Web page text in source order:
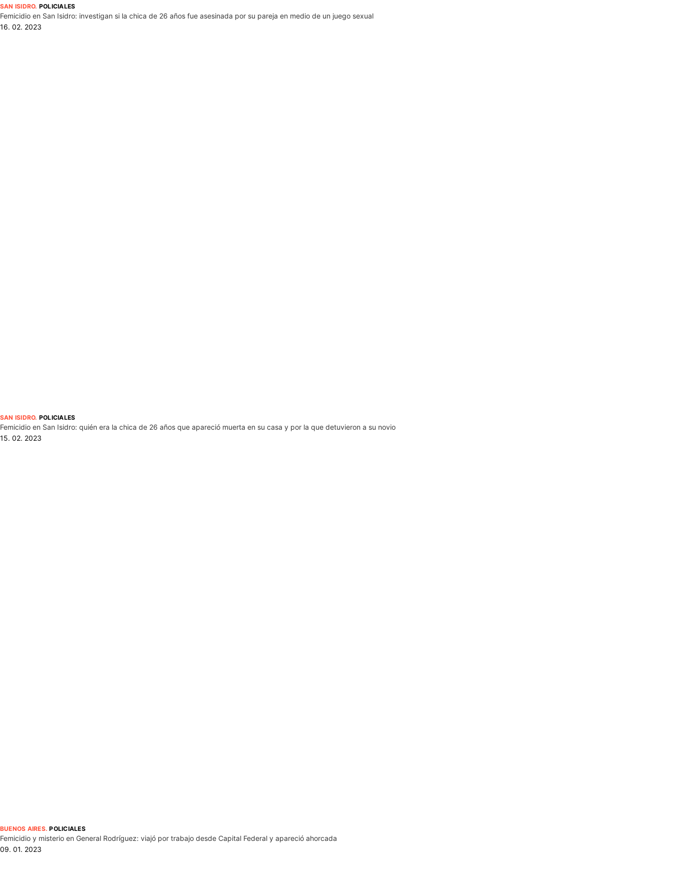
SAN ISIDRO. POLICIALES
Femicidio en San Isidro: investigan si la chica de 26 años fue asesinada por su pareja en medio de un juego sexual
16. 02. 2023
SAN ISIDRO. POLICIALES
Femicidio en San Isidro: quién era la chica de 26 años que apareció muerta en su casa y por la que detuvieron a su novio
15. 02. 2023
BUENOS AIRES.POLICIALES
Femicidio y misterio en General Rodríguez: viajó por trabajo desde Capital Federal y apareció ahorcada
09. 01. 2023